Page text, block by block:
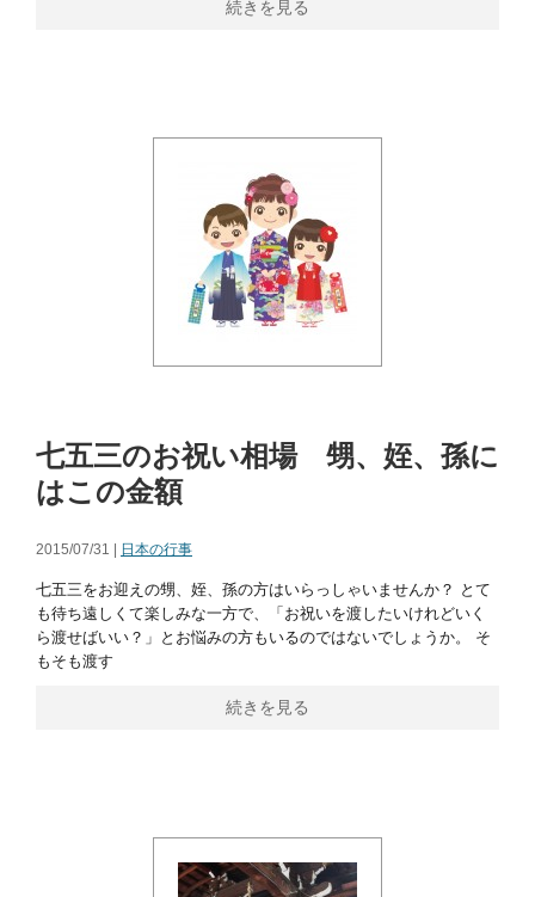
続きを見る
七五三のお祝い相場 甥、姪、孫に
はこの金額
2015/07/31 | 日本の行事
七五三をお迎えの甥、姪、孫の方はいらっしゃいませんか？ とて
も待ち遠しくて楽しみな一方で、「お祝いを渡したいけれどいく
ら渡せばいい？」とお悩みの方もいるのではないでしょうか。 そ
もそも渡す
続きを見る